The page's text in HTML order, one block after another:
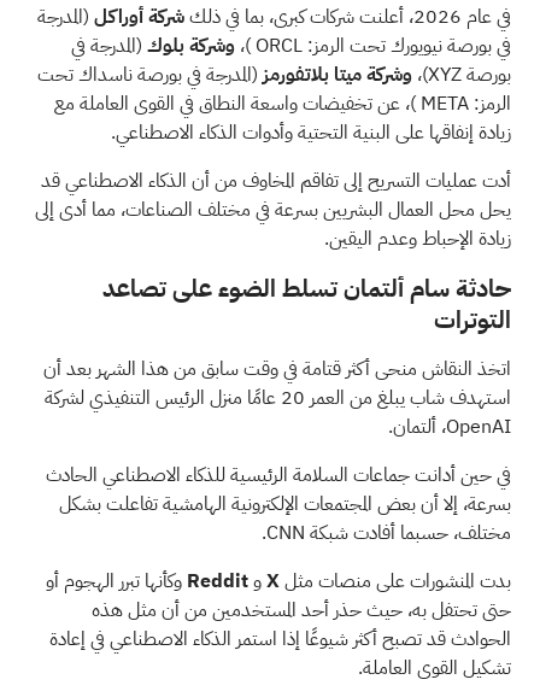
في عام 2026، أعلنت شركات كبرى، بما في ذلك
شركة أوراكل (المدرجة
في بورصة نيويورك تحت الرمز: ORCL )، وشركة بلوك(المدرجة في
بورصة XYZ)،
وشركة ميتا بلاتفورمز (المدرجة في بورصة ناسداك تحت
الرمز: META )، عنتخفيضات واسعة النطاق في القوى العاملةمع
زيادة إنفاقها على البنية التحتية وأدوات الذكاء الاصطناعي.
أدت عمليات التسريح إلى تفاقم المخاوف من أن الذكاء الاصطناعي قد
يحل محل العمال البشريين بسرعة في مختلف الصناعات، مما أدى إلى
زيادة الإحباط وعدم اليقين.
حادثة سام ألتمان تسلط الضوء على تصاعد
التوترات
اتخذ النقاش منحى أكثر قتامة في وقت سابق من هذا الشهر بعد أن
استهدف شاب يبلغ من العمر 20 عامًا
منزل الرئيس التنفيذي لشركة
OpenAI، ألتمان.
في حين أدانت جماعات السلامة الرئيسية للذكاء الاصطناعي الحادث
بسرعة، إلا أن بعض المجتمعات الإلكترونية الهامشية تفاعلت بشكل
مختلف، حسبما أفادتشبكة CNN.
بدت المنشورات على منصات مثلXوReddit وكأنها تبرر الهجوم أو
حتى تحتفل به، حيث حذر أحد المستخدمين من أن مثل هذه
الحوادث قد تصبح أكثر شيوعًا إذا استمر الذكاء الاصطناعي في إعادة
تشكيل القوى العاملة.